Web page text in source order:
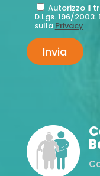
Autorizzo il
D.Lgs. 196/
sulla Privacy